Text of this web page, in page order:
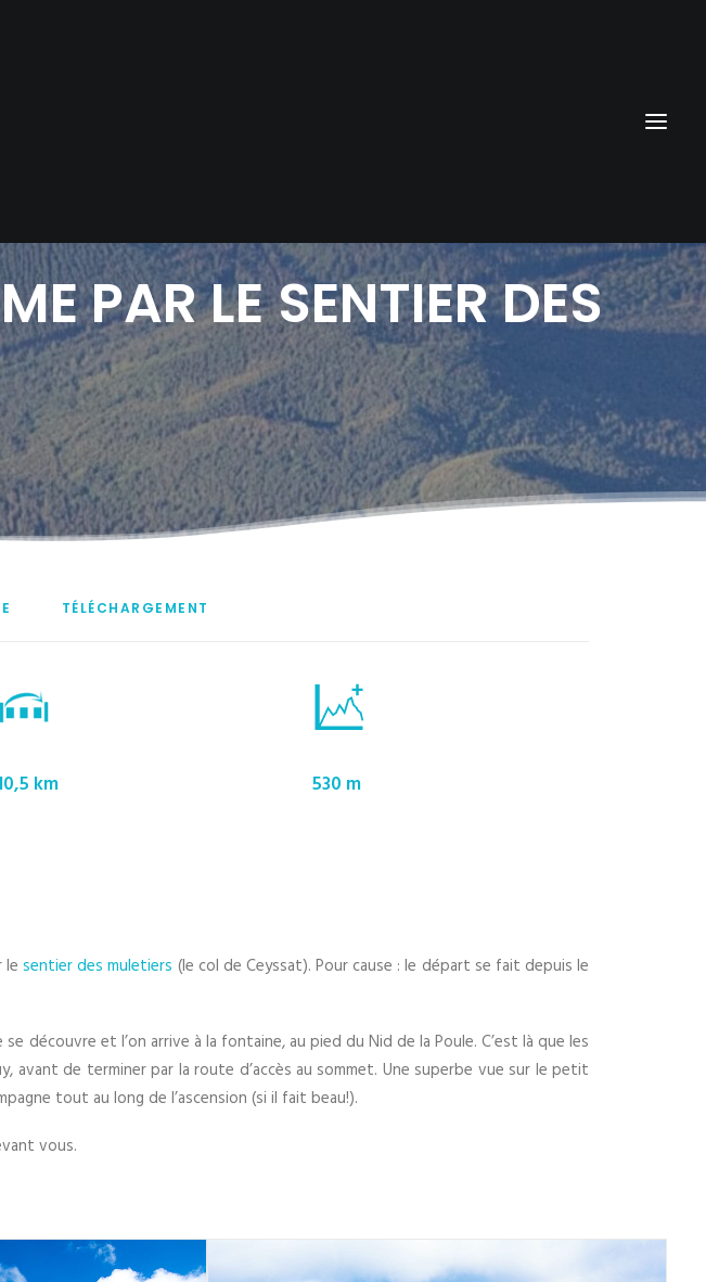
PARLESENTIERDES
TÉLÉCHARGEMENT
km 530 m
lesentier des muletiers (le col de Ceyssat). Pour cause : le départ se fait depuis le
découvre et l’on arrive à la fontaine, au pied du Nid de la Poule. C’est là que les
avant de terminer par la route d’accès au sommet. Une superbe vue sur le petit
tout au long de l’ascension (si il fait beau!).
vous.